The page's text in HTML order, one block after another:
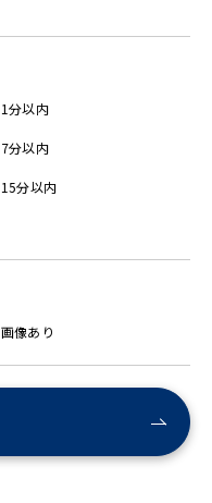
1分以内
7分以内
15分以内
画像あり